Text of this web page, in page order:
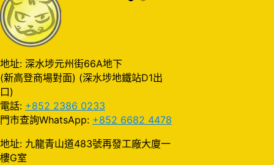
地址: 深水埗元州街66A地下
(新高登商場對面) (深水埗地鐵站D1出
口)
電話: +852 2386 0233
門市查詢WhatsApp: +852 6682 4478
地址: 九龍青山道483號再發工廠大廈一
樓G室